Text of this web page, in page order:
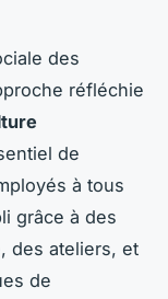
des
réfléchie
de
à tous
grâce à des
des ateliers, et
de